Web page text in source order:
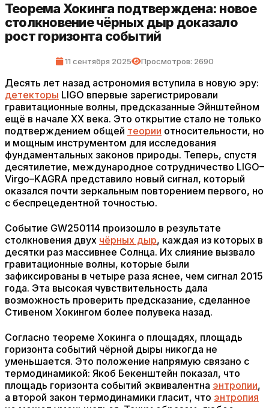
Теорема Хокинга подтверждена: новое
столкновение чёрных дыр доказало
рост горизонта событий
11 сентября 2025 Просмотров: 2690
Десять лет назад астрономия вступила в новую эру:
детекторы LIGO впервые зарегистрировали
гравитационные волны, предсказанные Эйнштейном
ещё в начале XX века. Это открытие стало не только
подтверждением общей теории относительности, но
и мощным инструментом для исследования
фундаментальных законов природы. Теперь, спустя
десятилетие, международное сотрудничество LIGO–
Virgo–KAGRA представило новый сигнал, который
оказался почти зеркальным повторением первого, но
с беспрецедентной точностью.
Событие GW250114 произошло в результате
столкновения двух чёрных дыр, каждая из которых в
десятки раз массивнее Солнца. Их слияние вызвало
гравитационные волны, которые были
зафиксированы в четыре раза яснее, чем сигнал 2015
года. Эта высокая чувствительность дала
возможность проверить предсказание, сделанное
Стивеном Хокингом более полувека назад.
Согласно теореме Хокинга о площадях, площадь
горизонта событий чёрной дыры никогда не
уменьшается. Это положение напрямую связано с
термодинамикой: Якоб Бекенштейн показал, что
площадь горизонта событий эквивалентна энтропии,
а второй закон термодинамики гласит, что энтропия